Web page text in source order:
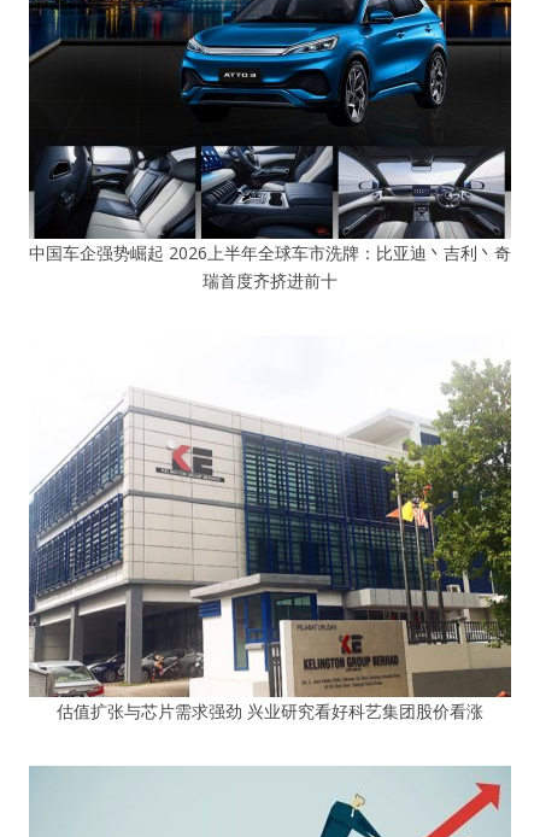
中国车企强势崛起 2026上半年全球车市洗牌：比亚迪丶吉利丶奇
瑞首度齐挤进前十
估值扩张与芯片需求强劲 兴业研究看好科艺集团股价看涨